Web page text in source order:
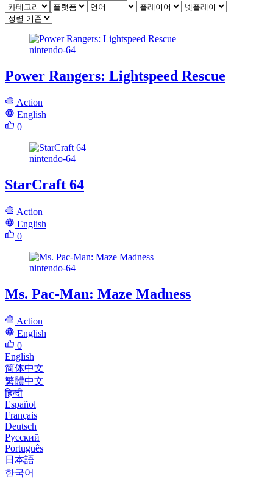
nintendo-64
Power Rangers: Lightspeed Rescue
Action
English
0
nintendo-64
StarCraft 64
Action
English
0
nintendo-64
Ms. Pac-Man: Maze Madness
Action
English
0
English
简体中文
繁體中文
हिन्दी
Español
Français
Deutsch
Русский
Português
日本語
한국어